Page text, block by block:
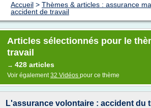
Accueil > Thèmes & articles : assurance
accident de travail
Articles sélectionnés pour le
travail
→ 428 articles
Voir également32 Vidéos pour ce thème
L'assurance volontaire : accident du